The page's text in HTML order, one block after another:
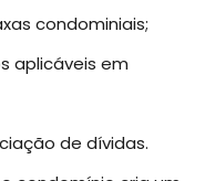
condominiais;
aplicáveis em
de dívidas.